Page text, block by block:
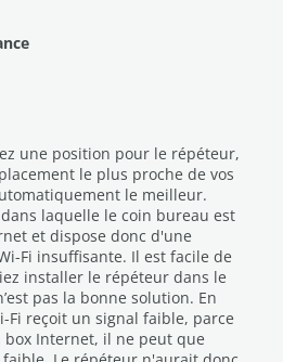
une position pour le répéteur,
le plus proche de vos
le meilleur.
laquelle le coin bureau est
et dispose donc d'une
Fi insuffisante. Il est facile de
installer le répéteur dans le
pas la bonne solution. En
Fi reçoit un signal faible, parce
Internet, il ne peut que